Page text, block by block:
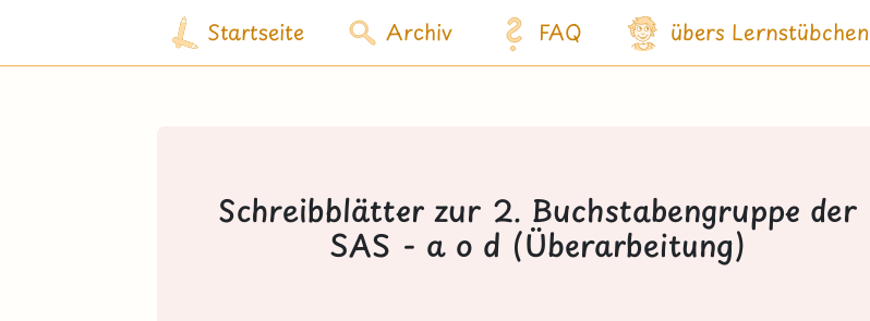
Startseite Archiv FAQ übers Lernstübchen
Schreibblätter zur 2. Buchstabengruppe der
SAS - a o d (Überarbeitung)